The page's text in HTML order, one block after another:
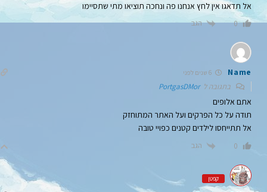
אל תדאגו אין לחץ אנחנו פה ונחכה תוציאו מתי שתסיימו
0 הגב
Name
בתגובה לPortgasDMor
אתם אלופים
תודה על כל הפרקים ועל האתר המתוחזק
אל תתייחסו לילדים קטנים כפויי טובה
0 הגב
קפטן